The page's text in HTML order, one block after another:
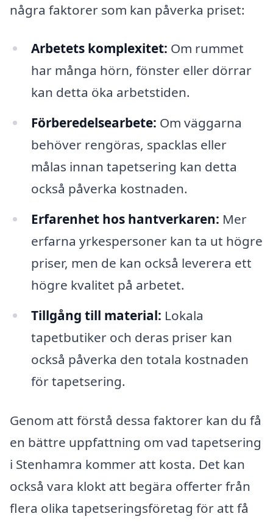
några faktorer som kan påverka priset:
Arbetets komplexitet: Om rummet
har många hörn, fönster eller dörrar
kan detta öka arbetstiden.
Förberedelsearbete: Om väggarna
behöver rengöras, spacklas eller
målas innan tapetsering kan detta
också påverka kostnaden.
Erfarenhet hos hantverkaren: Mer
erfarna yrkespersoner kan ta ut högre
priser, men de kan också leverera ett
högre kvalitet på arbetet.
Tillgång till material: Lokala
tapetbutiker och deras priser kan
också påverka den totala kostnaden
för tapetsering.
Genom att förstå dessa faktorer kan du få
en bättre uppfattning om vad tapetsering
i Stenhamra kommer att kosta. Det kan
också vara klokt att begära offerter från
flera olika tapetseringsföretag för att få